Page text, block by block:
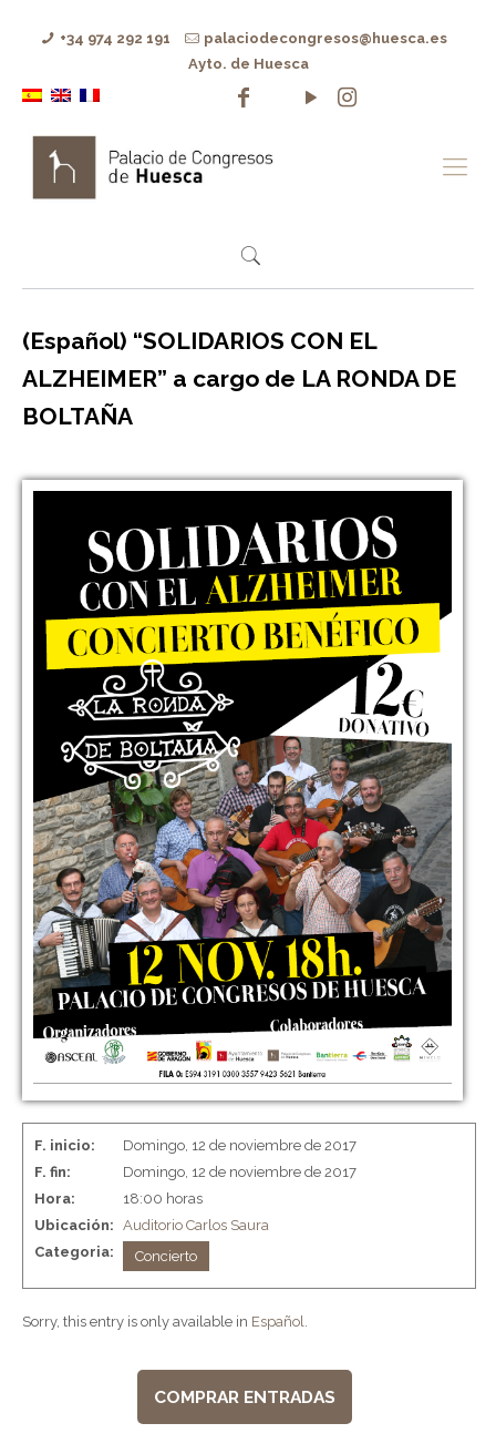
+34 974 292 191
palaciodecongresos@huesca.es
Ayto. de Huesca
(Español) “SOLIDARIOS CON EL
ALZHEIMER” a cargo de LA RONDA DE
BOLTAÑA
F. inicio:
Domingo, 12 de noviembre de 2017
F. fin:
Domingo, 12 de noviembre de 2017
Hora:
18:00 horas
Ubicación: Auditorio Carlos Saura
Categoria:
Concierto
Sorry, this entry is only available in Español.
COMPRAR ENTRADAS